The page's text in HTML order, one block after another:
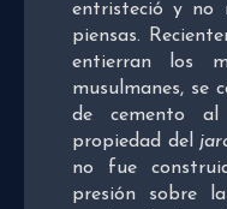
entristeció y no
piensas.
entierran los
musulmanes, se
de cemento
propiedad del
no fue
presión sobre